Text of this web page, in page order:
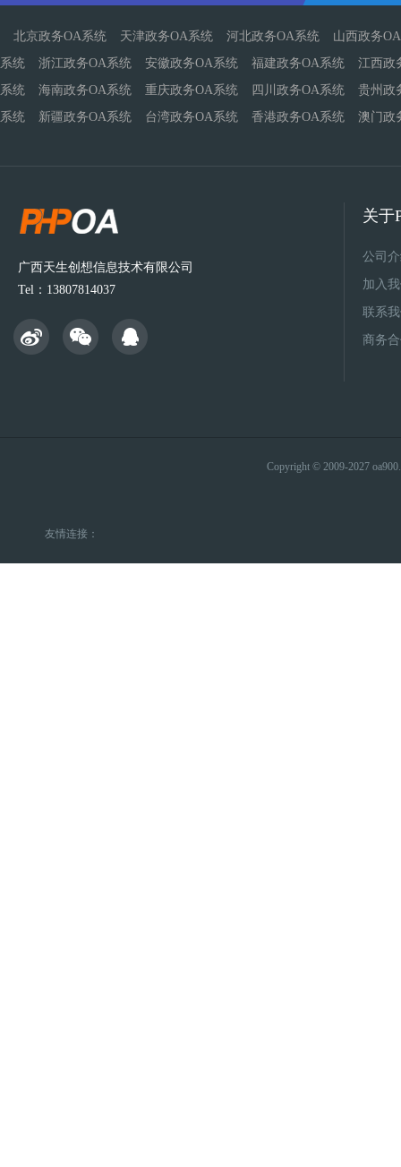
北京政务OA系统 天津政务OA系统 河北政务OA系统
山西政务
系统
浙江政务OA系统 安徽政务OA系统 福建政务OA系统
江西政
系统
海南政务OA系统 重庆政务OA系统 四川政务OA系统
贵州政
系统
新疆政务OA系统 台湾政务OA系统 香港政务OA系统 澳门政
广西天生创想信息技术有限公司
Tel：13807814037
关于
公司
加入
联系
商务
Copyright © 2009-2027
友情连接：